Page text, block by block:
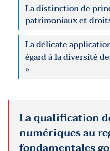
La distinction de
patrimoniaux et
La délicate
égard à la diversité
»
La qualification
numériques au